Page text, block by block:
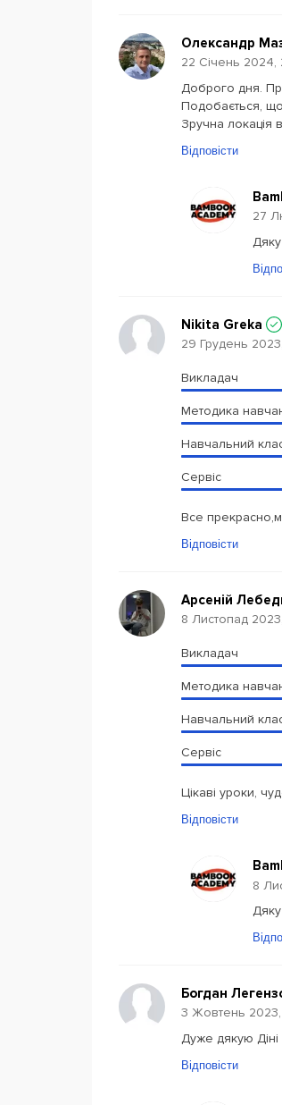
Олександр
22 Січень 2024,
Доброго дня.
Подобається, що
Зручна локація
Відповісти
27
Nikita Greka
29 Грудень
Викладач
Методика
Навчальний
Сервіс
Все
Відповісти
Арсеній
8 Листопад
Викладач
Методика
Навчальний
Сервіс
Цікаві уроки,
Відповісти
8
Богдан
3 Жовтень 2023,
Дуже дякую
Відповісти